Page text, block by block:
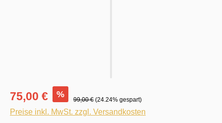
75,00 € %
99,00 € (24.24% gespart)
Preise inkl. MwSt. zzgl. Versandkosten